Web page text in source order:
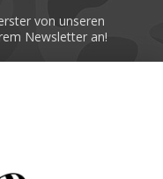
von unseren
Newsletter an!